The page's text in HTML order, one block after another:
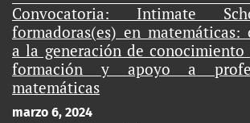
Convocatoria: Intimate
formadoras(es) en matemáticas:
a la generación de
formación y apoyo a
matemáticas
marzo 6, 2024